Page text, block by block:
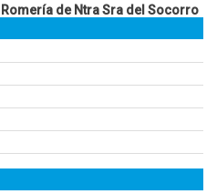
Romería de Ntra Sra del Socorro